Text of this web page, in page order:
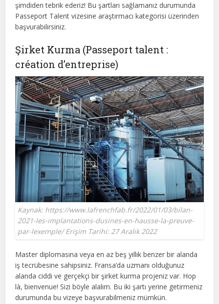
şimdiden tebrik ederiz! Bu şartları sağlamanız durumunda
Passeport Talent vizesine araştırmacı kategorisi üzerinden
başvurabilirsiniz.
Şirket Kurma (Passeport talent :
création d’entreprise)
Kaynak: https://www.lafrenchfab.fr/2022/01/03/bilan-
2021-les-implantations-dusines-en-hausse-la-preuve-
par-lexemple/ Erişim Tarihi: 27 Aralık 2022
Master diplomasına veya en az beş yıllık benzer bir alanda
iş tecrübesine sahipsiniz. Fransa’da uzmanı olduğunuz
alanda ciddi ve gerçekçi bir şirket kurma projeniz var. Hop
là, bienvenue! Sizi böyle alalım. Bu iki şartı yerine getirmeniz
durumunda bu vizeye başvurabilmeniz mümkün.